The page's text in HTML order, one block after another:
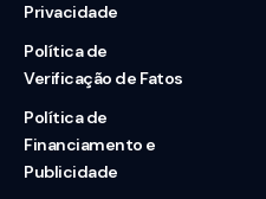
Privacidade
Política de
Verificação de Fatos
Política de
Financiamento e
Publicidade